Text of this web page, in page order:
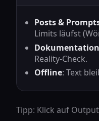
Posts &
Limits läufst
Dokumentation
Reality‑Check.
Offline: Text
Tipp: Klick auf